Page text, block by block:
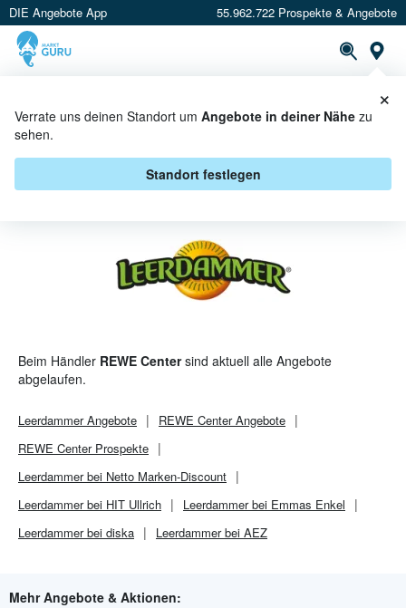
DIE Angebote App 55.962.722 Prospekte & Angebote
Verrate uns deinen Standort um Angebote in deiner Nähe zu
sehen.
Standort festlegen
×
LEERDAMMER BEI REWE CENTER
- ANGEBOTE & AKTIONEN
Beim Händler REWE Centersind aktuell alle Angebote
abgelaufen.
LeerdammerAngebote REWE CenterAngebote
REWE CenterProspekte
Leerdammer bei Netto Marken-Discount
Leerdammer bei HIT Ullrich
Leerdammer bei Emmas Enkel
Leerdammer bei diska
Leerdammer bei AEZ
Mehr Angebote & Aktionen: